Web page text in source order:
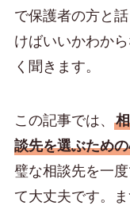
で保護者の方と
けばいいかわか
く聞きます。
この記事では、
談先を選ぶため
璧な相談先を一
て大丈夫です。